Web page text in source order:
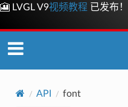
🎦 LVGL V9视频教程 已发布！
API font